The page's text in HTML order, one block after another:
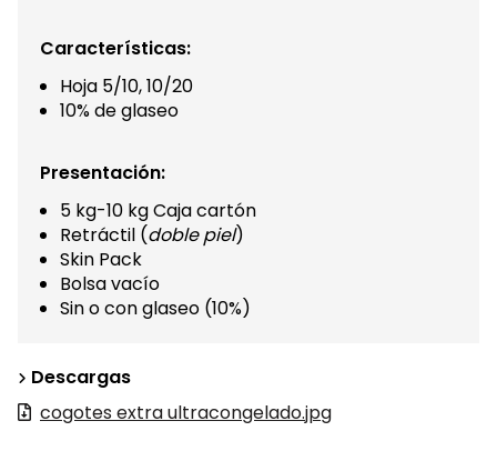
Características:
Hoja 5/10, 10/20
10% de glaseo
Presentación:
5 kg-10 kg Caja cartón
Retráctil (doble piel)
Skin Pack
Bolsa vacío
Sin o con glaseo (10%)
Descargas
cogotes extra ultracongelado.jpg